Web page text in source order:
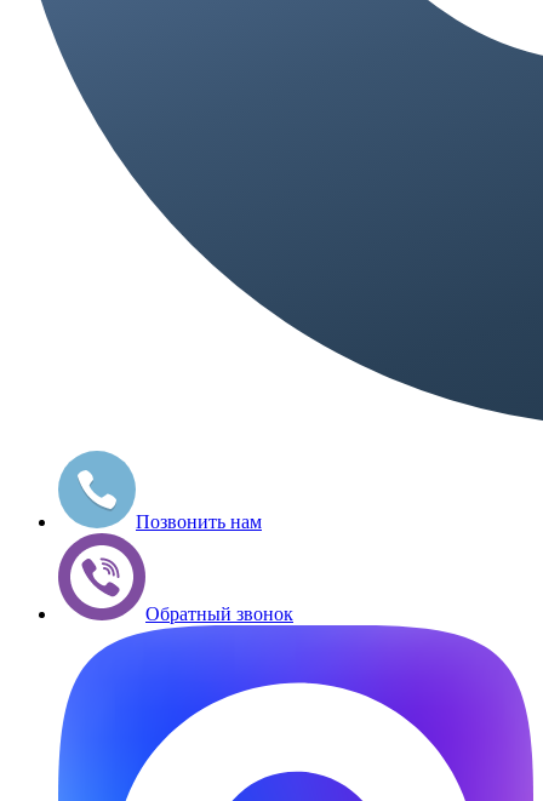
Позвонить нам
Обратный звонок